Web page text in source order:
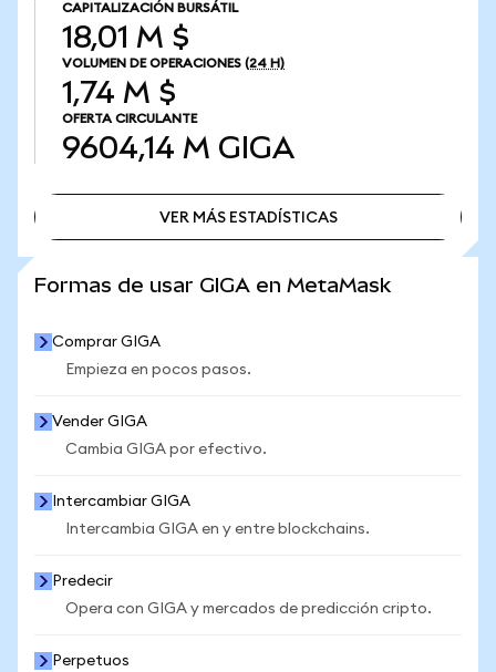
CAPITALIZACIÓN BURSÁTIL
18,01 M $
VOLUMEN DE OPERACIONES (24 H)
1,74 M $
OFERTA CIRCULANTE
9604,14 M GIGA
VER MÁS ESTADÍSTICAS
Formas de usar GIGA en MetaMask
Comprar GIGA
Empieza en pocos pasos.
Vender GIGA
Cambia GIGA por efectivo.
Intercambiar GIGA
Intercambia GIGA en y entre blockchains.
Predecir
Opera con GIGA y mercados de predicción cripto.
Perpetuos